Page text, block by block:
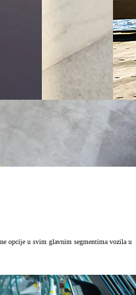
opcije u svim glavnim segmentima vozila u